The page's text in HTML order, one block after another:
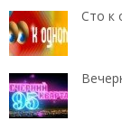
Сто к